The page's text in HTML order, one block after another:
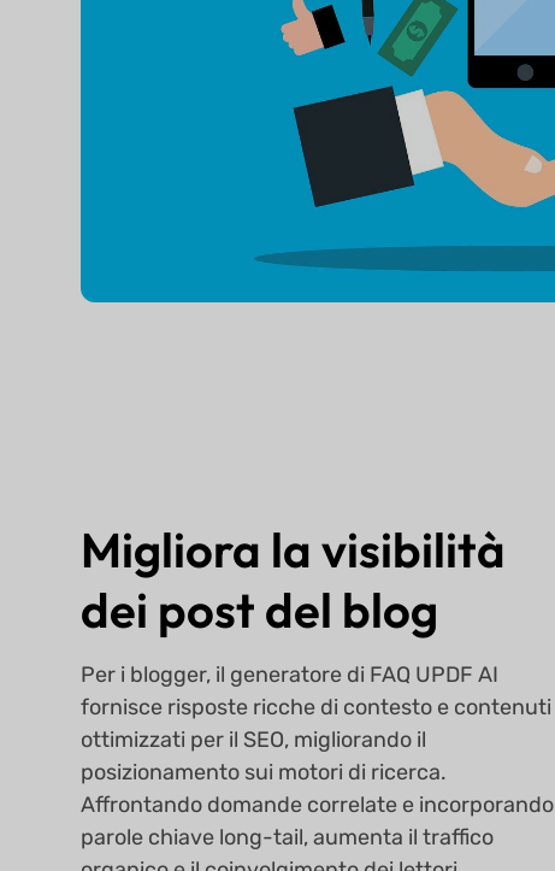
Migliora la visibilità
dei post del blog
Per i blogger, il generatore di FAQ UPDF AI
fornisce risposte ricche di contesto e contenuti
ottimizzati per il SEO, migliorando il
posizionamento sui motori di ricerca.
Affrontando domande correlate e incorporando
parole chiave long-tail, aumenta il traffico